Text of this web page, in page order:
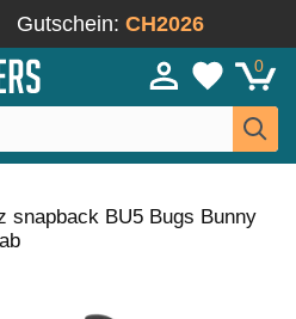
Gutschein: CH2026
0
snapback BU5 Bugs Bunny